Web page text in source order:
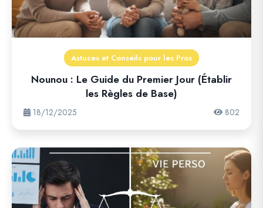
Astuces et Conseils pour les Pros
Nounou : Le Guide du Premier Jour (Établir
les Règles de Base)
18/12/2025 802